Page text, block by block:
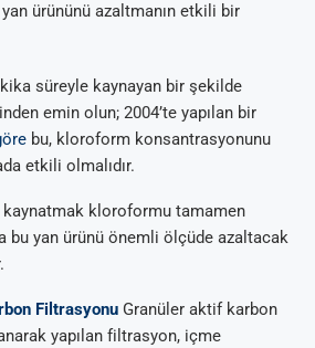
ürününü azaltmanın etkili bir
süreyle kaynayan bir şekilde
emin olun; 2004’te yapılan bir
bu, kloroform konsantrasyonunu
etkili olmalıdır.
kaynatmak kloroformu tamamen
bu yan ürünü önemli ölçüde azaltacak
Filtrasyonu Granüler aktif karbon
yapılan filtrasyon, içme